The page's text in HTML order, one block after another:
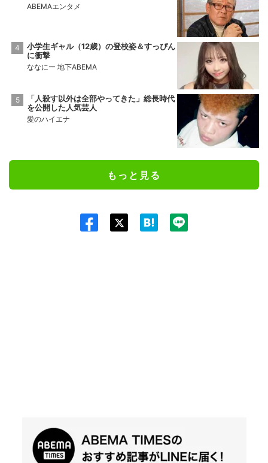
ABEMAエンタメ
小学生ギャル（12歳）の登校姿＆すっぴん
に衝撃
ななにー 地下ABEMA
「人殺す以外は全部やってきた」総長時代
を公開した人気芸人
愛のハイエナ
もっと見る